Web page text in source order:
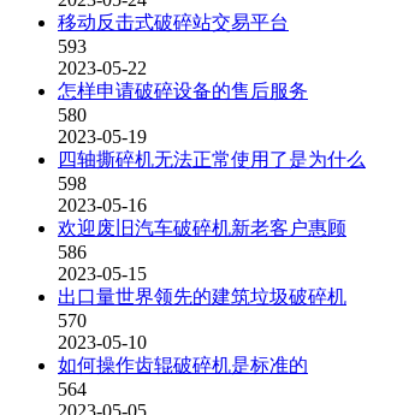
移动反击式破碎站交易平台
593
2023-05-22
怎样申请破碎设备的售后服务
580
2023-05-19
四轴撕碎机无法正常使用了是为什么
598
2023-05-16
欢迎废旧汽车破碎机新老客户惠顾
586
2023-05-15
出口量世界领先的建筑垃圾破碎机
570
2023-05-10
如何操作齿辊破碎机是标准的
564
2023-05-05